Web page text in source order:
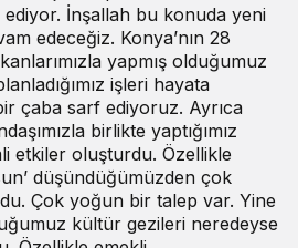
ediyor. İnşallah bu konuda yeni
edeceğiz. Konya’nın 28
yapmış olduğumuz
işleri hayata
çaba sarf ediyoruz. Ayrıca
birlikte yaptığımız
etkiler oluşturdu. Özellikle
düşündüğümüzden çok
Çok yoğun bir talep var. Yine
kültür gezileri neredeyse